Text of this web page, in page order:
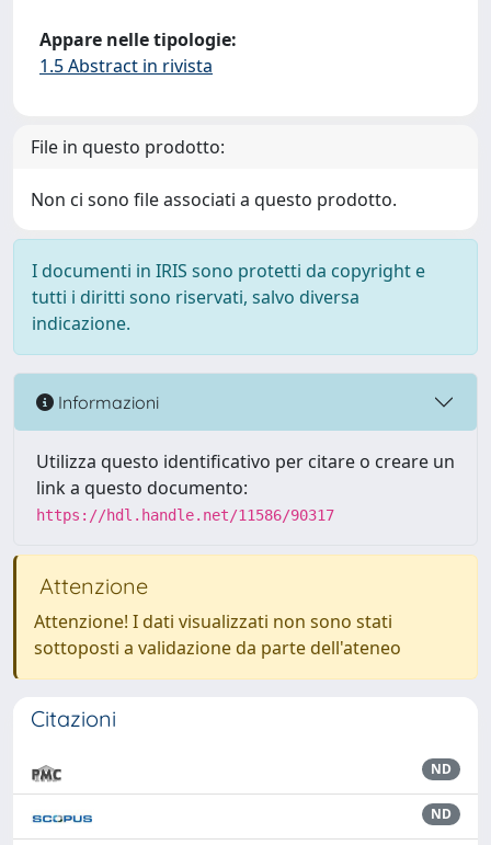
Appare nelle tipologie:
1.5 Abstract in rivista
File in questo prodotto:
Non ci sono file associati a questo prodotto.
I documenti in IRIS sono protetti da copyright e
tutti i diritti sono riservati, salvo diversa
indicazione.
Informazioni
Utilizza questo identificativo per citare o creare un
link a questo documento:
https://hdl.handle.net/11586/90317
Attenzione
Attenzione! I dati visualizzati non sono stati
sottoposti a validazione da parte dell'ateneo
Citazioni
ND
ND